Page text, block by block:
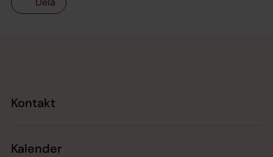
Kontakt
Kalender